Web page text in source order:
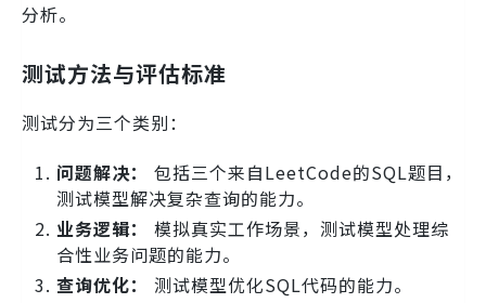
分析。
测试方法与评估标准
测试分为三个类别：
问题解决：
包括三个来自LeetCode的SQL题目，
测试模型解决复杂查询的能力。
业务逻辑：
模拟真实工作场景，测试模型处理综
合性业务问题的能力。
查询优化：
测试模型优化SQL代码的能力。